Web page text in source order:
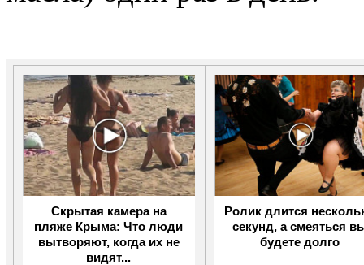
Скрытая камера на
пляже Крыма: Что люди
вытворяют, когда их не
видят...
Ролик длится
секунд, а смеяться
будете долго